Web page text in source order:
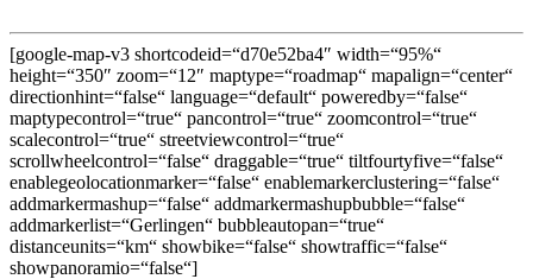
[google-map-v3 shortcodeid=“d70e52ba4″ width=“95%“
height=“350″ zoom=“12″ maptype=“roadmap“ mapalign=“center“
directionhint=“false“ language=“default“ poweredby=“false“
maptypecontrol=“true“ pancontrol=“true“ zoomcontrol=“true“
scalecontrol=“true“ streetviewcontrol=“true“
scrollwheelcontrol=“false“ draggable=“true“ tiltfourtyfive=“false“
enablegeolocationmarker=“false“ enablemarkerclustering=“false“
addmarkermashup=“false“ addmarkermashupbubble=“false“
addmarkerlist=“Gerlingen“ bubbleautopan=“true“
distanceunits=“km“ showbike=“false“ showtraffic=“false“
showpanoramio=“false“]